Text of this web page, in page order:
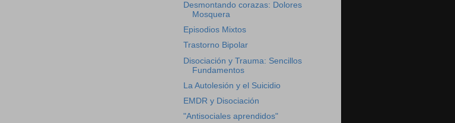
Desmontando corazas: Dolores
Mosquera
Episodios Mixtos
Trastorno Bipolar
Disociación y Trauma: Sencillos
Fundamentos
La Autolesión y el Suicidio
EMDR y Disociación
"Antisociales aprendidos"